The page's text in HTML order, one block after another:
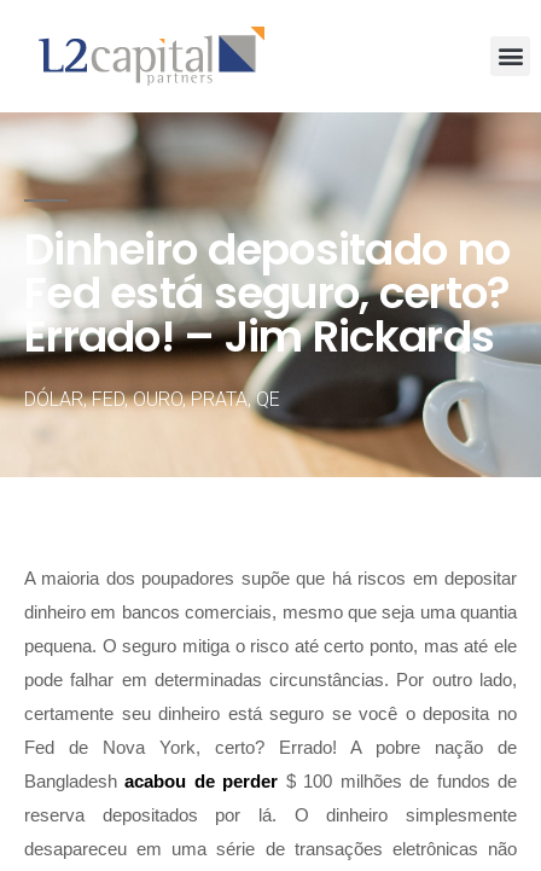
Dinheiro depositado no
Fed está seguro, certo?
Errado! – Jim Rickards
DÓLAR,FED,OURO,PRATA,QE
A maioria dos poupadores supõe que há riscos em depositar
dinheiro em bancos comerciais, mesmo que seja uma quantia
pequena. O seguro mitiga o risco até certo ponto, mas até ele
pode falhar em determinadas circunstâncias. Por outro lado,
certamente seu dinheiro está seguro se você o deposita no
Fed de Nova York, certo? Errado! A pobre nação de
Bangladeshacabou de perder $ 100 milhões de fundos de
reserva depositados por lá. O dinheiro simplesmente
desapareceu em uma série de transações eletrônicas não